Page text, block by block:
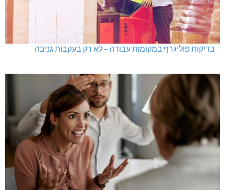
בדיקות פוליגרף במקומות עבודה – לא רק בעקבות גניבה